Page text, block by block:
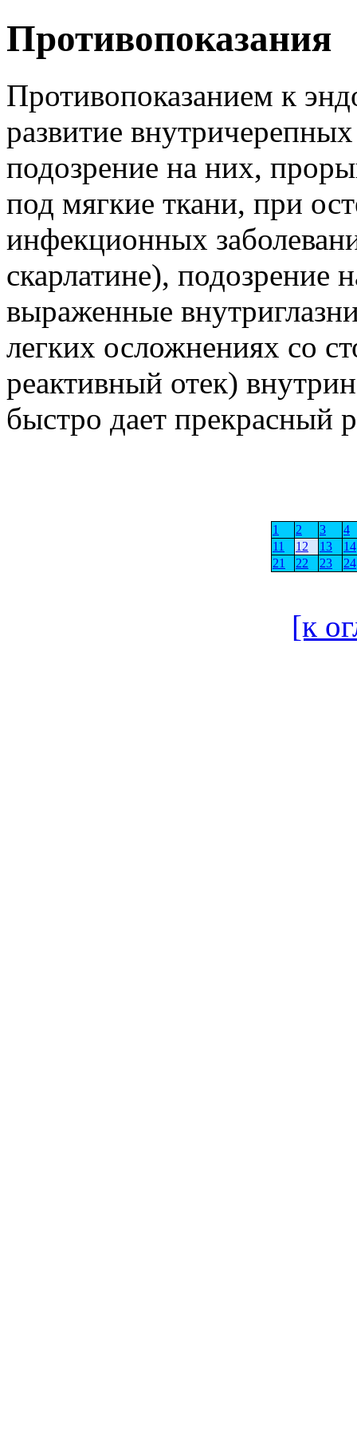
Противопоказания
Противопоказанием к
развитие
подозрение на них,
под мягкие ткани, при
инфекционных
скарлатине), подозрение
выраженные
легких осложнениях со
реактивный отек)
быстро дает прекрасный
1 2 3
4
11
12 13
14
21
22 23 24
[к